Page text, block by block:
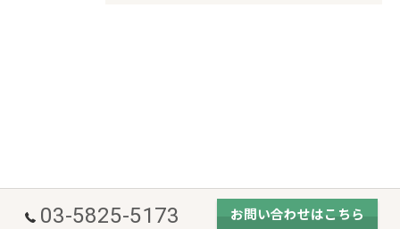
03-5825-5173 お問い合わせはこちら